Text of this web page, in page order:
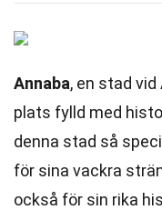
Annaba, en stad
plats fylld med
denna stad så
för sina vackra
också för sin rika